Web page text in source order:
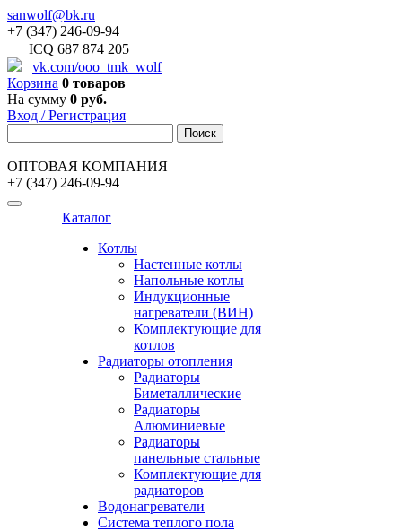
sanwolf@bk.ru
+7 (347) 246-09-94
ICQ 687 874 205
vk.com/ooo_tmk_wolf
Корзина 0 товаров
На сумму 0 руб.
Вход / Регистрация
ОПТОВАЯ КОМПАНИЯ
+7 (347) 246-09-94
Каталог
Котлы
Настенные котлы
Напольные котлы
Индукционные
нагреватели (ВИН)
Комплектующие для
котлов
Радиаторы отопления
Радиаторы
Биметаллические
Радиаторы
Алюминиевые
Радиаторы
панельные стальные
Комплектующие для
радиаторов
Водонагреватели
Система теплого пола